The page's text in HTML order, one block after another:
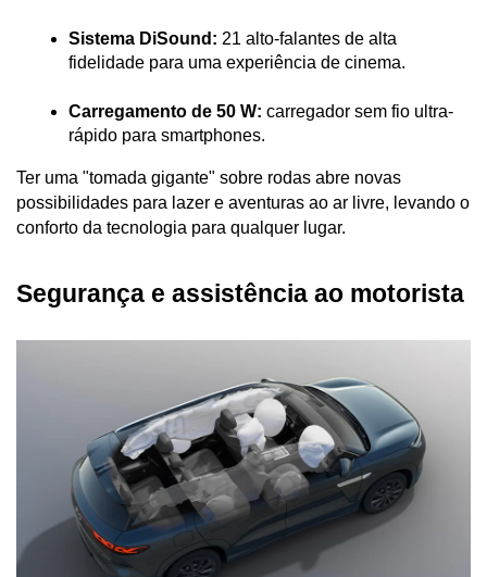
Sistema DiSound: 21 alto-falantes de alta
fidelidade para uma experiência de cinema.
Carregamento de 50 W: carregador sem fio ultra-
rápido para smartphones.
Ter uma "tomada gigante" sobre rodas abre novas
possibilidades para lazer e aventuras ao ar livre, levando o
conforto da tecnologia para qualquer lugar.
Segurança e assistência ao motorista